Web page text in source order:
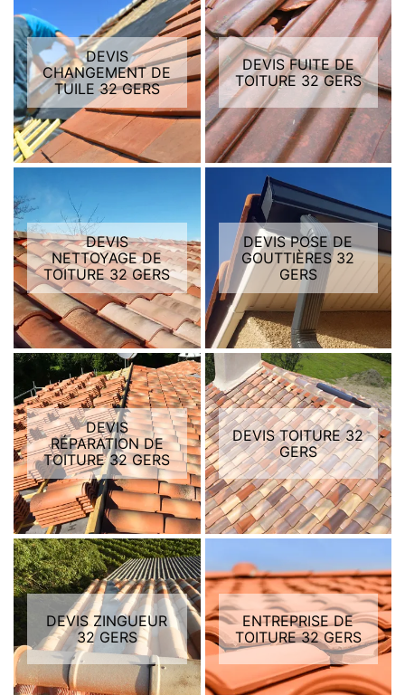
DEVIS
CHANGEMENT DE
TUILE 32 GERS
DEVIS FUITE DE
TOITURE 32 GERS
DEVIS
NETTOYAGE DE
TOITURE 32 GERS
DEVIS POSE DE
GOUTTIÈRES 32
GERS
DEVIS
RÉPARATION DE
TOITURE 32 GERS
DEVIS TOITURE 32
GERS
DEVIS ZINGUEUR
32 GERS
ENTREPRISE DE
TOITURE 32 GERS